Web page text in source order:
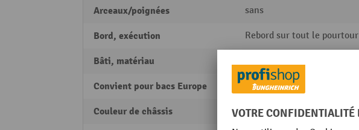
Arceaux/poignées sans
Bord, exécution Rebord sur tout le pourtour
Bâti, matériau
Convient pour bacs Europe oui
Couleur de châssis bleu